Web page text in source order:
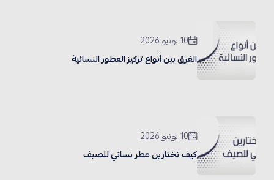
10 يونيو 2026
الفرق بين أنواع تركيز العطور النسائية
10 يونيو 2026
كيف تختارين عطر نسائي للصيف